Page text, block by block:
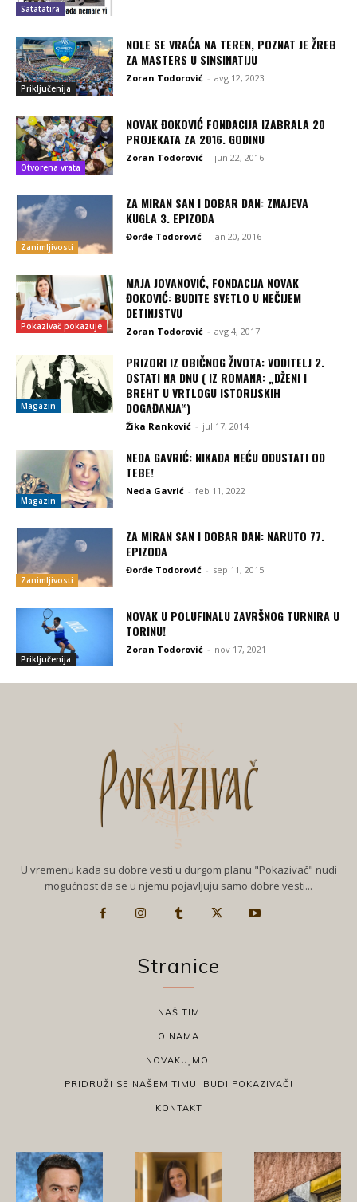
Satatatira
Priključenija
NOLE SE VRAĆA NA TEREN, POZNAT JE ŽREB
ZA MASTERS U SINSINATIJU
Zoran Todorović - avg 12, 2023
Otvorena vrata
NOVAK ĐOKOVIĆ FONDACIJA IZABRALA 20
PROJEKATA ZA 2016. GODINU
Zoran Todorović - jun 22, 2016
Zanimljivosti
ZA MIRAN SAN I DOBAR DAN: ZMAJEVA
KUGLA 3. EPIZODA
Đorđe Todorović - jan 20, 2016
Pokazivač pokazuje
MAJA JOVANOVIĆ, FONDACIJA NOVAK
ĐOKOVIĆ: BUDITE SVETLO U NEČIJEM
DETINJSTVU
Zoran Todorović - avg 4, 2017
Magazin
PRIZORI IZ OBIČNOG ŽIVOTA: VODITELJ 2.
OSTATI NA DNU ( IZ ROMANA: „DŽENI I
BREHT U VRTLOGU ISTORIJSKIH
DOGAĐANJA“)
Žika Ranković - jul 17, 2014
Magazin
NEDA GAVRIĆ: NIKADA NEĆU ODUSTATI OD
TEBE!
Neda Gavrić - feb 11, 2022
Zanimljivosti
ZA MIRAN SAN I DOBAR DAN: NARUTO 77.
EPIZODA
Đorđe Todorović - sep 11, 2015
Priključenija
NOVAK U POLUFINALU ZAVRŠNOG TURNIRA U
TORINU!
Zoran Todorović - nov 17, 2021
U vremenu kada su dobre vesti u durgom planu "Pokazivač" nudi
mogućnost da se u njemu pojavljuju samo dobre vesti...
Stranice
NAŠ TIM
O NAMA
NOVAKUJMO!
PRIDRUŽI SE NAŠEM TIMU, BUDI POKAZIVAČ!
KONTAKT